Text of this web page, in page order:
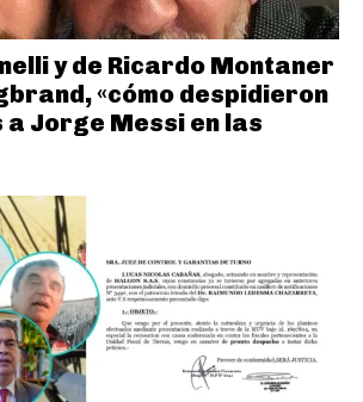
y de Ricardo Montaner
«cómo despidieron
Jorge Messi en las